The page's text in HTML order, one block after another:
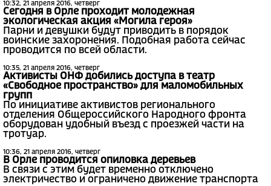
10:32, 21 апреля 2016, четверг
Сегодня в Орле проходит молодежная
экологическая акция «Могила героя»
Парни и девушки будут приводить в порядок
воинские захоронения. Подобная работа сейчас
проводится по всей области.
10:35, 21 апреля 2016, четверг
Активисты ОНФ добились доступа в театр
«Свободное пространство» для маломобильных
групп
По инициативе активистов регионального
отделения Общероссийского Народного фронта
оборудован удобный въезд с проезжей части на
тротуар.
10:36, 21 апреля 2016, четверг
В Орле проводится опиловка деревьев
В связи с этим будет временно отключено
электричество и ограничено движение транспорта